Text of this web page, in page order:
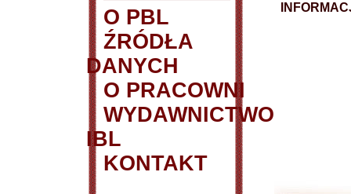
O PBL
ŹRÓDŁA
DANYCH
O PRACOWNI
WYDAWNICTWO
IBL
KONTAKT